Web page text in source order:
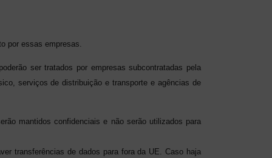
por essas empresas.
ser tratados por empresas subcontratadas pela
serviços de distribuição e transporte e agências de
mantidos confidenciais e não serão utilizados para
transferências de dados para fora da UE. Caso haja